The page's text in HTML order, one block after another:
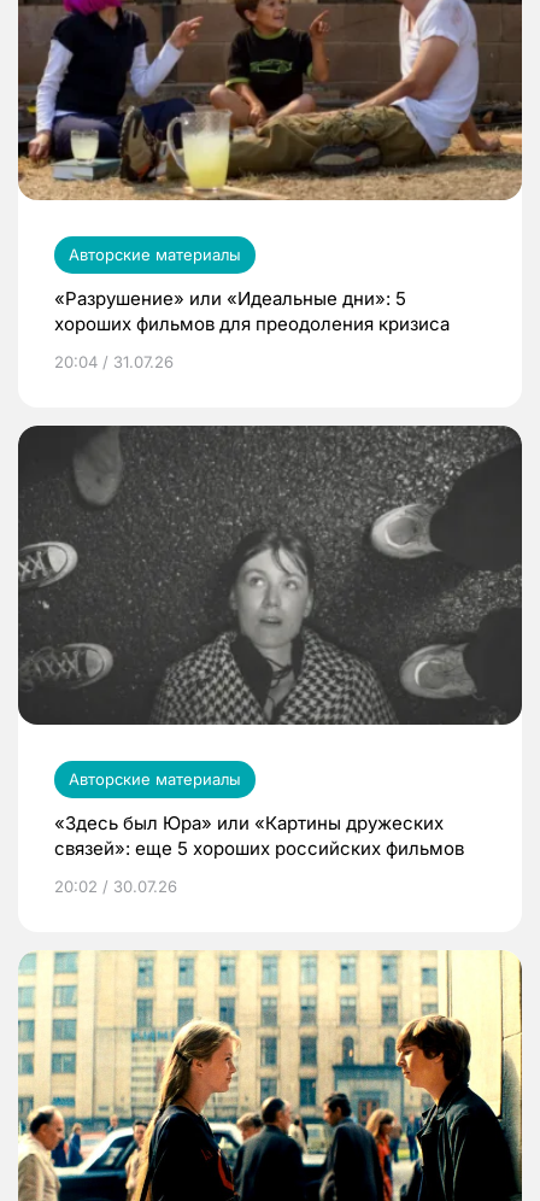
Авторские материалы
«Разрушение» или «Идеальные дни»: 5
хороших фильмов для преодоления кризиса
20:04 / 31.07.26
Авторские материалы
«Здесь был Юра» или «Картины дружеских
связей»: еще 5 хороших российских фильмов
20:02 / 30.07.26